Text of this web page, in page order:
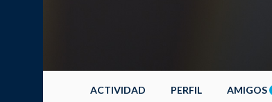
ACTIVIDAD PERFIL AMIGOS